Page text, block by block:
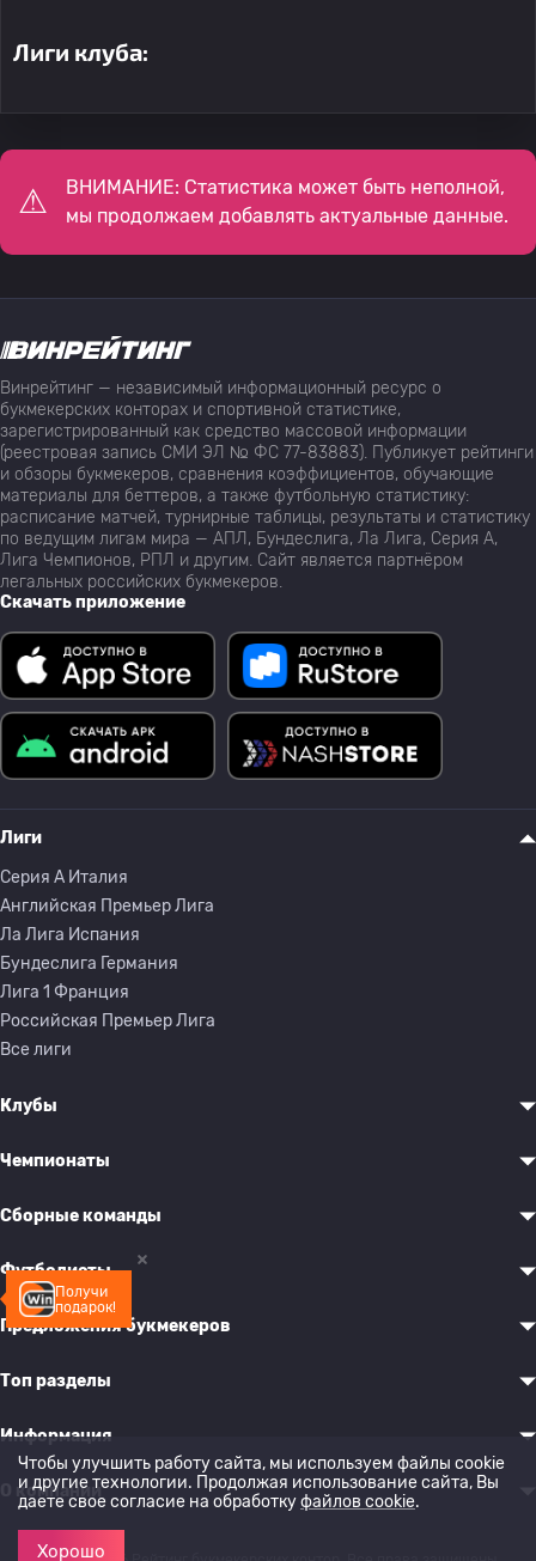
Лиги клуба:
ВНИМАНИЕ: Статистика может быть неполной,
мы продолжаем добавлять актуальные данные.
Получи
подарок!
Винрейтинг — независимый информационный ресурс о
букмекерских конторах и спортивной статистике,
зарегистрированный как средство массовой информации
(реестровая запись СМИ ЭЛ № ФС 77-83883). Публикует рейтинги
и обзоры букмекеров, сравнения коэффициентов, обучающие
материалы для беттеров, а также футбольную статистику:
расписание матчей, турнирные таблицы, результаты и статистику
по ведущим лигам мира — АПЛ, Бундеслига, Ла Лига, Серия А,
Лига Чемпионов, РПЛ и другим. Сайт является партнёром
легальных российских букмекеров.
Скачать приложение
Лиги
Серия A Италия
Английская Премьер Лига
Ла Лига Испания
Бундеслига Германия
Лига 1 Франция
Российская Премьер Лига
Все лиги
Клубы
Чемпионаты
Сборные команды
Футболисты
Предложения букмекеров
Топ разделы
Информация
О компании
Чтобы улучшить работу сайта, мы используем файлы cookie
и другие технологии. Продолжая использование сайта, Вы
даете свое согласие на обработкуфайлов cookie.
Хорошо